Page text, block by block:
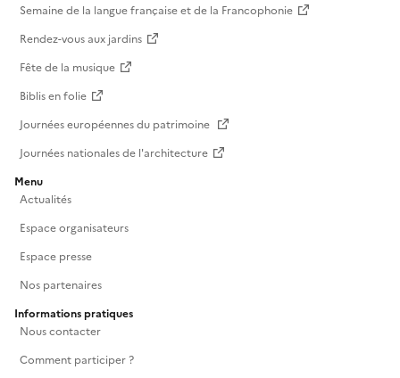
Semaine de la langue française et de la Francophonie
Rendez-vous aux jardins
Fête de la musique
Biblis en folie
Journées européennes du patrimoine
Journées nationales de l'architecture
Menu
Actualités
Espace organisateurs
Espace presse
Nos partenaires
Informations pratiques
Nous contacter
Comment participer ?